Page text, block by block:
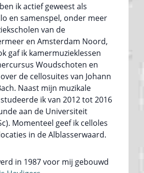
ik actief geweest als
en samenspel, onder meer
van de
en Amsterdam Noord,
gaf ik kamermuzieklessen
Woudschoten en
de cellosuites van Johann
Naast mijn muzikale
ik van 2012 tot 2016
aan de Universiteit
Momenteel geef ik celloles
in de Alblasserwaard.
in 1987 voor mij gebouwd